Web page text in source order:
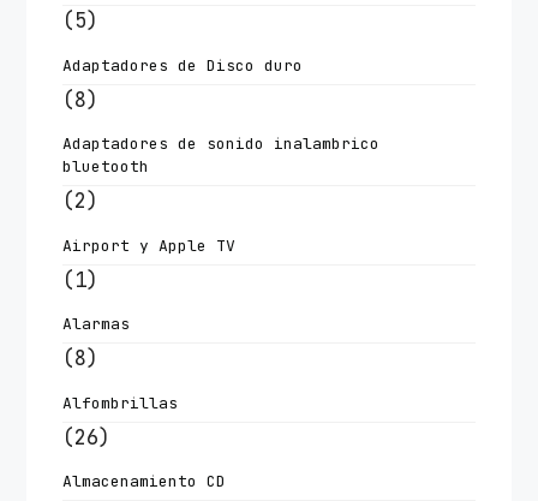
(5)
Adaptadores de Disco duro
(8)
Adaptadores de sonido inalambrico
bluetooth
(2)
Airport y Apple TV
(1)
Alarmas
(8)
Alfombrillas
(26)
Almacenamiento CD